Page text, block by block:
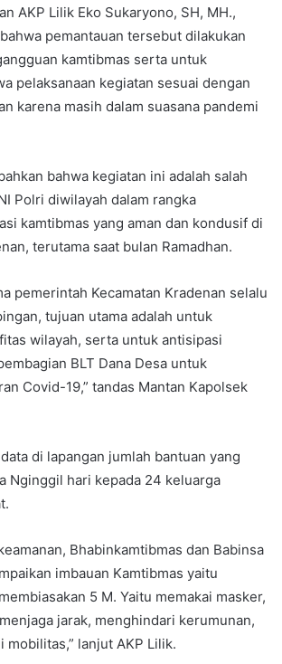
AKP Lilik Eko Sukaryono, SH, MH.,
pemantauan tersebut dilakukan
kamtibmas serta untuk
pelaksanaan kegiatan sesuai dengan
karena masih dalam suasana pandemi
bahwa kegiatan ini adalah salah
Polri diwilayah dalam rangka
kamtibmas yang aman dan kondusif di
terutama saat bulan Ramadhan.
pemerintah Kecamatan Kradenan selalu
tujuan utama adalah untuk
wilayah, serta untuk antisipasi
BLT Dana Desa untuk
Covid-19,” tandas Mantan Kapolsek
di lapangan jumlah bantuan yang
Nginggil hari kepada 24 keluarga
Bhabinkamtibmas dan Babinsa
imbauan Kamtibmas yaitu
5 M. Yaitu memakai masker,
jarak, menghindari kerumunan,
mobilitas,” lanjut AKP Lilik.